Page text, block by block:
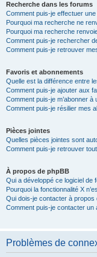
Recherche dans les forums
Comment puis-je effectuer
Pourquoi ma recherche ne
Pourquoi ma recherche
Comment puis-je rechercher
Comment puis-je retrouver
Favoris et abonnements
Quelle est la différence entre
Comment puis-je ajouter aux
Comment puis-je m’abonner à
Comment puis-je résilier mes
Pièces jointes
Quelles pièces jointes sont
Comment puis-je retrouver
À propos de phpBB
Qui a développé ce logiciel de
Pourquoi la fonctionnalité X
Qui dois-je contacter à propos
Comment puis-je contacter un
Problèmes de